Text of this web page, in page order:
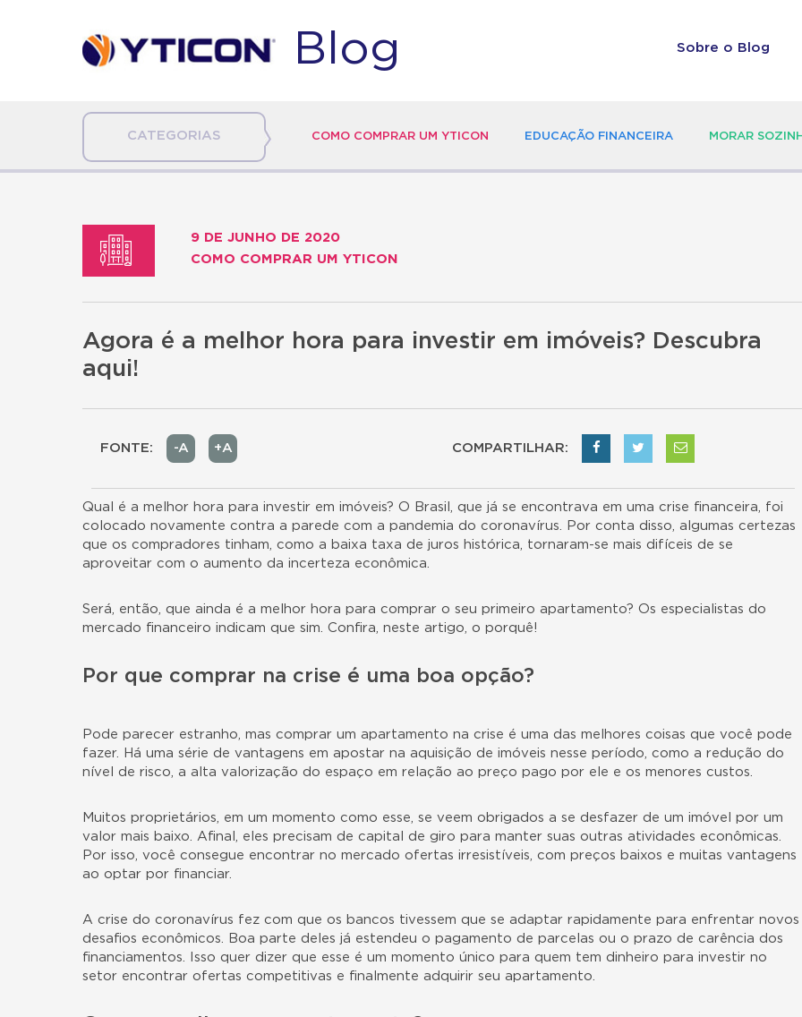
Blog Sobre o Blog
CATEGORIAS COMO COMPRAR UM YTICON EDUCAÇÃO FINANCEIRA MORAR
9 DE JUNHO DE 2020
COMO COMPRAR UM YTICON
Agora é a melhor hora para investir em imóveis? Descubra
aqui!
FONTE: -A +A COMPARTILHAR:
Qual é a melhor hora para investir em imóveis? O Brasil, que já se encontrava em uma crise financeira, foi
colocado novamente contra a parede com a pandemia do coronavírus. Por conta disso, algumas certezas
que os compradores tinham, como a baixa taxa de juros histórica, tornaram-se mais difíceis de se
aproveitar com o aumento da incerteza econômica.
Será, então, que ainda é a melhor hora para comprar o seu primeiro apartamento? Os especialistas do
mercado financeiro indicam que sim. Confira, neste artigo, o porquê!
Por que comprar na crise é uma boa opção?
Pode parecer estranho, mas comprar um apartamento na crise é uma das melhores coisas que você pode
fazer. Há uma série de vantagens em apostar na aquisição de imóveis nesse período, como a redução do
nível de risco, a alta valorização do espaço em relação ao preço pago por ele e os menores custos.
Muitos proprietários, em um momento como esse, se veem obrigados a se desfazer de um imóvel por um
valor mais baixo. Afinal, eles precisam de capital de giro para manter suas outras atividades econômicas.
Por isso, você consegue encontrar no mercado ofertas irresistíveis, com preços baixos e muitas vantagens
ao optar por financiar.
A crise do coronavírus fez com que os bancos tivessem que se adaptar rapidamente para enfrentar novos
desafios econômicos. Boa parte deles já estendeu o pagamento de parcelas ou o prazo de carência dos
financiamentos. Isso quer dizer que esse é um momento único para quem tem dinheiro para investir no
setor encontrar ofertas competitivas e finalmente adquirir seu apartamento.